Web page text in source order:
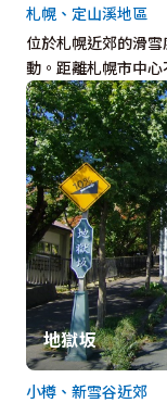
位於札幌近郊的滑
動。距離札幌市中
札幌、定山溪地區
地獄坂
小樽、新雪谷近郊